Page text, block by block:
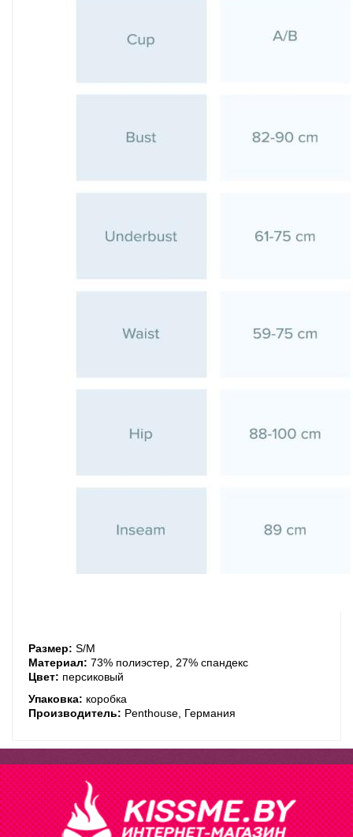
Размер: S/M
Материал: 73% полиэстер, 27% спандекс
Цвет: персиковый
Упаковка: коробка
Производитель: Penthouse, Германия